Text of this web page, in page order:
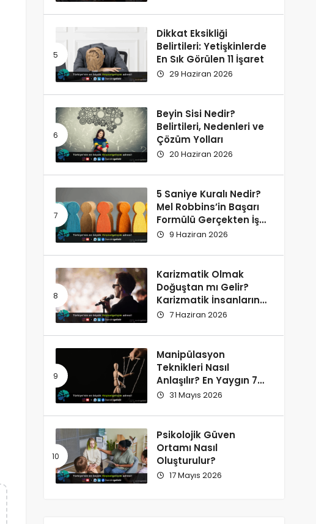
Dikkat Eksikliği
Belirtileri: Yetişkinlerde
En Sık Görülen 11 İşaret
29 Haziran 2026
Beyin Sisi Nedir?
Belirtileri, Nedenleri ve
Çözüm Yolları
20 Haziran 2026
5 Saniye Kuralı Nedir?
Mel Robbins’in Başarı
Formülü Gerçekten İşe
Yarıyor
9 Haziran 2026
Karizmatik Olmak
Doğuştan mı Gelir?
Karizmatik İnsanların
Ortak Özellikleri
7 Haziran 2026
Manipülasyon
Teknikleri Nasıl
Anlaşılır? En Yaygın 7
İşaret
31 Mayıs 2026
Psikolojik Güven
Ortamı Nasıl
Oluşturulur?
17 Mayıs 2026